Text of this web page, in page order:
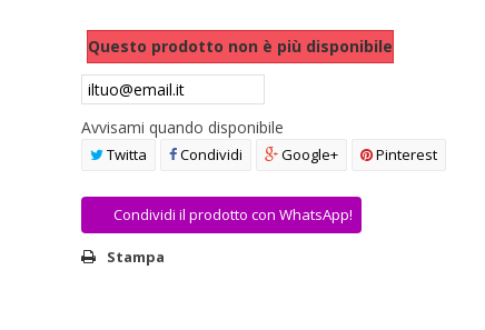
Questo prodotto non è più disponibile
Avvisami quando disponibile
Twitta Condividi Google+ Pinterest
Condividi il prodotto con WhatsApp!
Stampa